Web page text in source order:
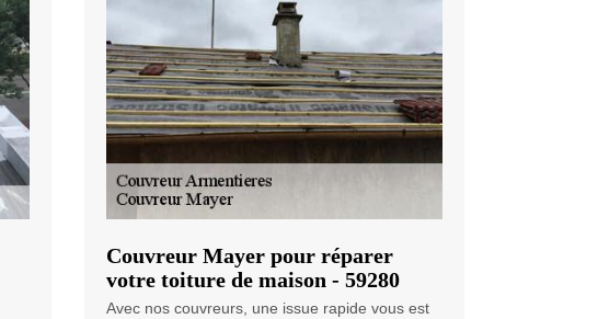
Couvreur Mayer pour réparer
votre toiture de maison - 59280
Avec nos couvreurs, une issue rapide vous est